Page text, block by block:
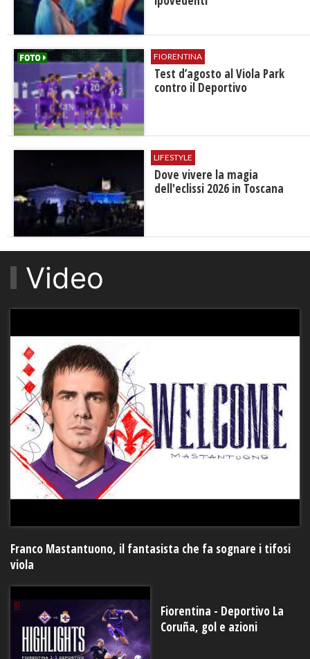
FIORENTINA
Test d’agosto al Viola Park
contro il Deportivo
LIFESTYLE
Dove vivere la magia
dell'eclissi 2026 in Toscana
Video
Franco Mastantuono, il fantasista che fa sognare i tifosi
viola
Fiorentina - Deportivo La
Coruña, gol e azioni